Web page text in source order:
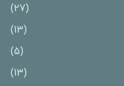
(27)
(13)
(5)
(13)